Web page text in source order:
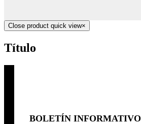
Close product quick view×
Título
BOLETÍN INFORMATIVO